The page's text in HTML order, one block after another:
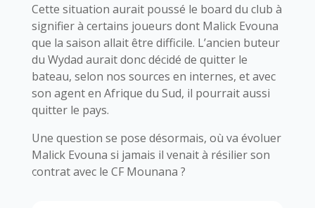
Cette situation aurait poussé le board du club à
signifier à certains joueurs dont Malick Evouna
que la saison allait être difficile. L’ancien buteur
du Wydad aurait donc décidé de quitter le
bateau, selon nos sources en internes, et avec
son agent en Afrique du Sud, il pourrait aussi
quitter le pays.
Une question se pose désormais, où va évoluer
Malick Evouna si jamais il venait à résilier son
contrat avec le CF Mounana ?